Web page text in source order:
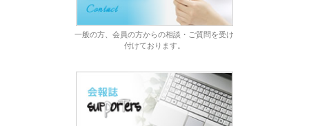
一般の方、会員の方からの相談・ご質問を受け
付けております。